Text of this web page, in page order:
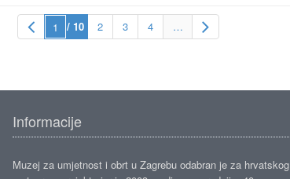
/ 10 2 3 4 …
Informacije
Muzej za umjetnost i obrt u Zagrebu odabran je za hrvatskog